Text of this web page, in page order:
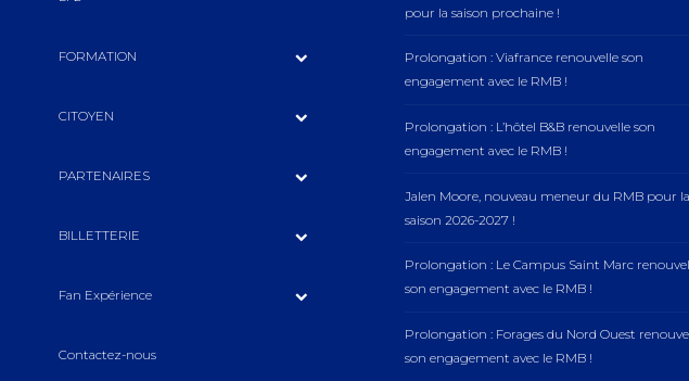
FORMATION
CITOYEN
PARTENAIRES
BILLETTERIE
Fan Expérience
Contactez-nous
pour la saison prochaine !
Prolongation : Viafrance renouvelle son
engagement avec le RMB !
Prolongation : L’hôtel B&B renouvelle son
engagement avec le RMB !
Jalen Moore, nouveau meneur du RMB pour la
saison 2026-2027 !
Prolongation : Le Campus Saint Marc
son engagement avec le RMB !
Prolongation : Forages du Nord Ouest
son engagement avec le RMB !